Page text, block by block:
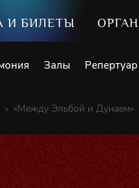
И БИЛЕТЫ ОРГАН
Залы Репертуар
«Между Эльбой и Дунаем»